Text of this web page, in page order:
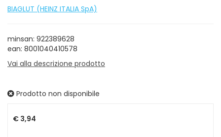
BIAGLUT (HEINZ ITALIA SpA)
minsan: 922389628
ean: 8001040410578
Vai alla descrizione prodotto
Prodotto non disponibile
€ 3,94